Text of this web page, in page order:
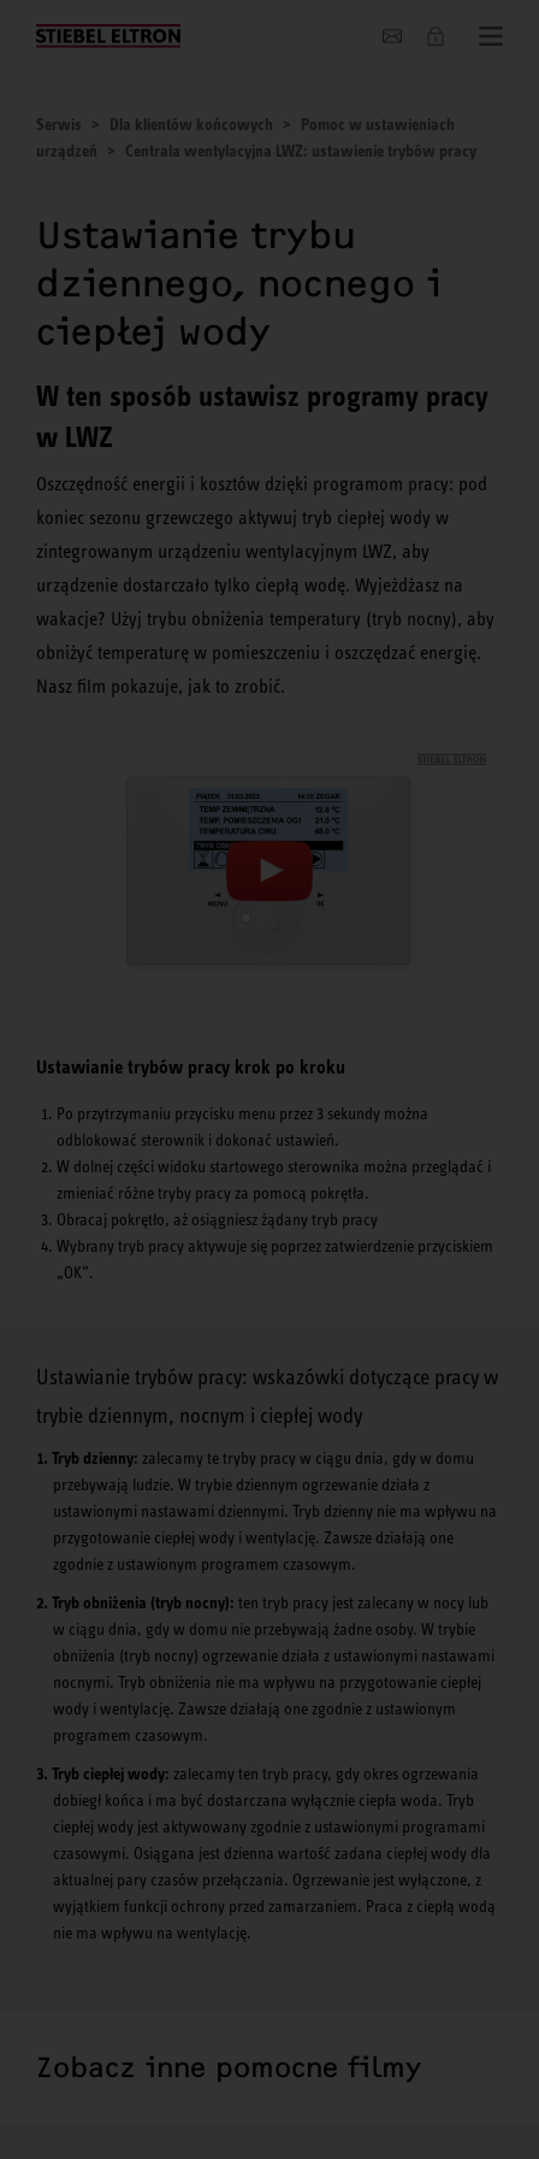
O nas
Serwis Dla klientów końcowych
Pomoc w ustawieniach
urządzeń
Centrala wentylacyjna LWZ: ustawienie trybów pracy
Ustawianie trybu
dziennego, nocnego i
ciepłej wody
W ten sposób ustawisz programy pracy
w LWZ
Oszczędność energii i kosztów dzięki programom pracy: pod
koniec sezonu grzewczego aktywuj tryb ciepłej wody w
zintegrowanym urządzeniu wentylacyjnym LWZ, aby
urządzenie dostarczało tylko ciepłą wodę. Wyjeżdżasz na
wakacje? Użyj trybu obniżenia temperatury (tryb nocny), aby
obniżyć temperaturę w pomieszczeniu i oszczędzać energię.
Nasz film pokazuje, jak to zrobić.
Ustawianie trybów pracy krok po kroku
Po przytrzymaniu przycisku menu przez 3 sekundy można
odblokować sterownik i dokonać ustawień.
W dolnej części widoku startowego sterownika można przeglądać i
zmieniać różne tryby pracy za pomocą pokrętła.
Obracaj pokrętło, aż osiągniesz żądany tryb pracy
Wybrany tryb pracy aktywuje się poprzez zatwierdzenie przyciskiem
„OK”.
Ustawianie trybów pracy: wskazówki dotyczące pracy w
trybie dziennym, nocnym i ciepłej wody
Tryb dzienny: zalecamy te tryby pracy w ciągu dnia, gdy w domu
przebywają ludzie. W trybie dziennym ogrzewanie działa z
ustawionymi nastawami dziennymi. Tryb dzienny nie ma wpływu na
przygotowanie ciepłej wody i wentylację. Zawsze działają one
zgodnie z ustawionym programem czasowym.
Tryb obniżenia (tryb nocny): ten tryb pracy jest zalecany w nocy lub
w ciągu dnia, gdy w domu nie przebywają żadne osoby. W trybie
obniżenia (tryb nocny) ogrzewanie działa z ustawionymi nastawami
nocnymi. Tryb obniżenia nie ma wpływu na przygotowanie ciepłej
wody i wentylację. Zawsze działają one zgodnie z ustawionym
programem czasowym.
Tryb ciepłej wody: zalecamy ten tryb pracy, gdy okres ogrzewania
dobiegł końca i ma być dostarczana wyłącznie ciepła woda. Tryb
ciepłej wody jest aktywowany zgodnie z ustawionymi programami
czasowymi. Osiągana jest dzienna wartość zadana ciepłej wody dla
aktualnej pary czasów przełączania. Ogrzewanie jest wyłączone, z
wyjątkiem funkcji ochrony przed zamarzaniem. Praca z ciepłą wodą
nie ma wpływu na wentylację.
Zobacz inne pomocne filmy